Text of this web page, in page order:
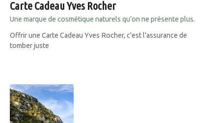
Carte Cadeau Yves Rocher
Une marque de cosmétique naturels qu’on ne présente plus.
Offrir une Carte Cadeau Yves Rocher, c'est l'assurance de
tomber juste